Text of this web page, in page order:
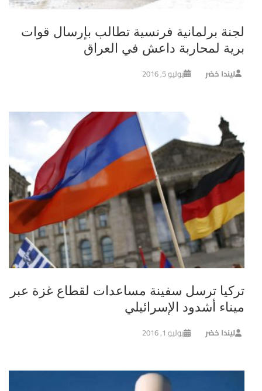
لجنة برلمانية فرنسية تطالب بإرسال قوات
برية لمحاربة داعش في العراق
ليندا خضر يوليو 5, 2016
تركيا ترسل سفينة مساعدات لقطاع غزة عبر
ميناء أشدود الإسرائيلي
ليندا خضر يوليو 1, 2016